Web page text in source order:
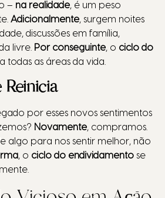
– na realidade, é um peso
Adicionalmente, surgem noites
discussões em família,
livre. Por conseguinte, o ciclo do
todas as áreas da vida.
por esses novos sentimentos
Novamente, compramos.
algo para nos sentir melhor, não
, o ciclo do endividamento se